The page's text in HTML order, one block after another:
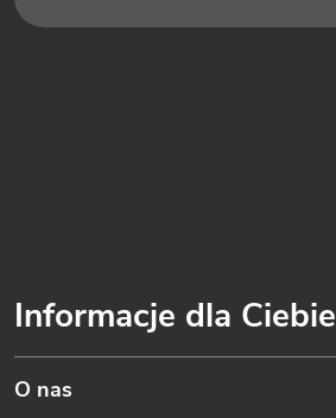
Informacje dla Ciebie
O nas